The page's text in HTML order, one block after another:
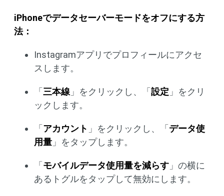
iPhoneでデータセーバーモードをオフにする方
法：
Instagramアプリでプロフィールにアクセ
スします。
「三本線 」をクリックし、「設定 」をクリ
ックします。
「アカウント 」をクリックし、「データ使
用量 」をタップします。
「モバイルデータ使用量を減らす 」の横に
あるトグルをタップして無効にします。